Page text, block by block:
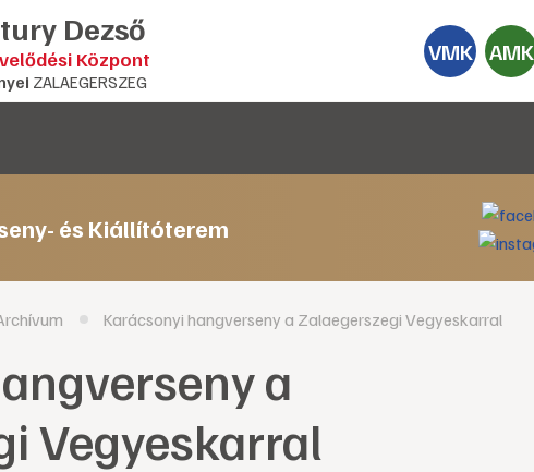
Dezső
Központ
ZALAEGERSZEG
VMK AMK
és Kiállítóterem
Karácsonyi hangverseny a Zalaegerszegi Vegyeskarral
a
Vegyeskarral